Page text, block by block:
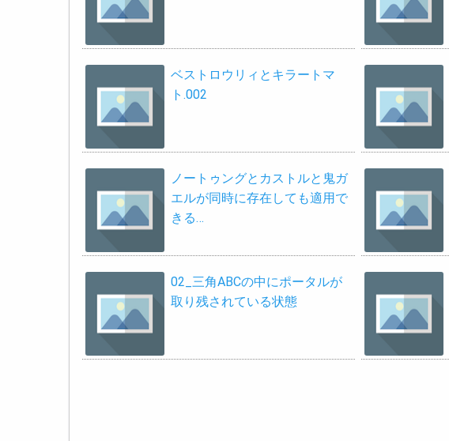
ベストロウリィとキラートマ
ト.002
ノートゥングとカストルと鬼ガ
エルが同時に存在しても適用で
きる…
02_三角ABCの中にポータルが
取り残されている状態